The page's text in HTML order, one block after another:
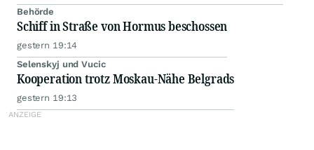
Behörde
Schiff in Straße von Hormus beschossen
gestern 19:14
Selenskyj und Vucic
Kooperation trotz Moskau-Nähe Belgrads
gestern 19:13